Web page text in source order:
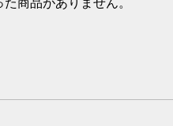
商品がありません。